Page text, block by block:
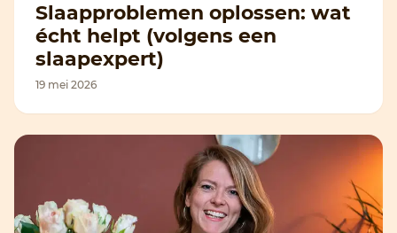
Slaapproblemen oplossen: wat
écht helpt (volgens een
slaapexpert)
19 mei 2026